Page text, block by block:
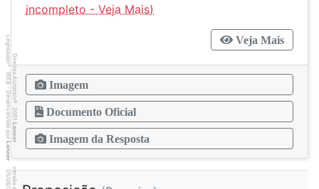
Veja Mais
Imagem
Documento Oficial
Imagem da Resposta
Direitos Autorais
©
2001
Lancer
Legislador
®
WEB - Desenvolvido por
Lancer